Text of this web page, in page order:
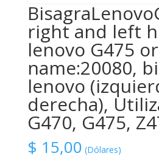
right and left
lenovo G475
name:20080,
lenovo
derecha),
G470, G475,
$ 15,00 (Dólares)